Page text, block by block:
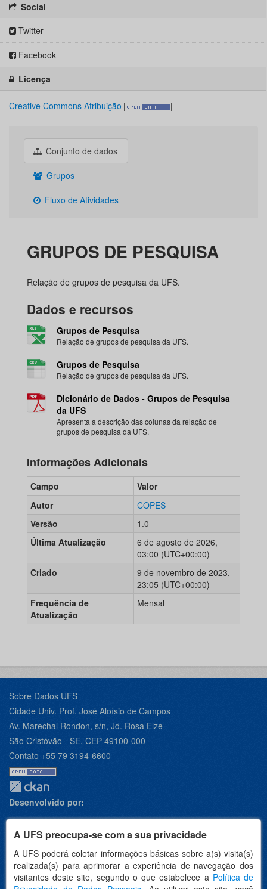
A UFS preocupa-se com a sua privacidade
A UFS poderá coletar informações básicas sobre a(s) visita(s)
realizada(s) para aprimorar a experiência de navegação dos
visitantes deste site, segundo o que estabelece a Política de
Social
Twitter
Facebook
Licença
Creative Commons Atribuição
Conjunto de dados
Grupos
Fluxo de Atividades
GRUPOS DE PESQUISA
Relação de grupos de pesquisa da UFS.
Dados e recursos
Grupos de Pesquisa
Relação de grupos de pesquisa da UFS.
Grupos de Pesquisa
Relação de grupos de pesquisa da UFS.
Dicionário de Dados - Grupos de Pesquisa
da UFS
Apresenta a descrição das colunas da relação de
grupos de pesquisa da UFS.
Informações Adicionais
Campo
Valor
Autor
COPES
Versão
1.0
Última Atualização
6 de agosto de 2026,
03:00 (UTC+00:00)
Criado
9 de novembro de 2023,
23:05 (UTC+00:00)
Frequência de
Atualização
Mensal
Sobre Dados UFS
Cidade Univ. Prof. José Aloísio de Campos
Av. Marechal Rondon, s/n, Jd. Rosa Elze
São Cristóvão - SE, CEP 49100-000
Contato +55 79 3194-6600
Desenvolvido por:
Apoio: